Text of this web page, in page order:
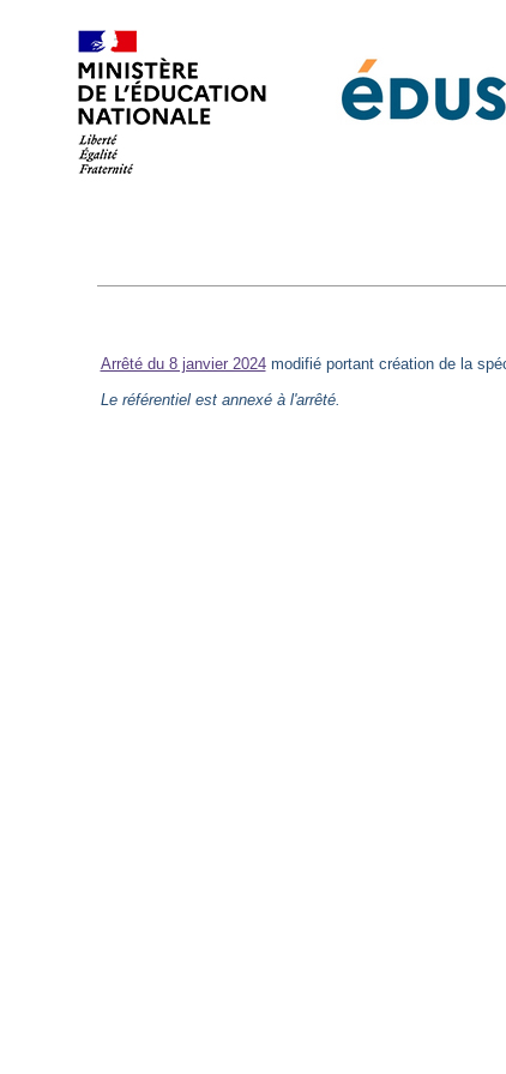
Arrêté du 8 janvier 2024modifié portant création de la
Le référentiel est annexé à l'arrêté.